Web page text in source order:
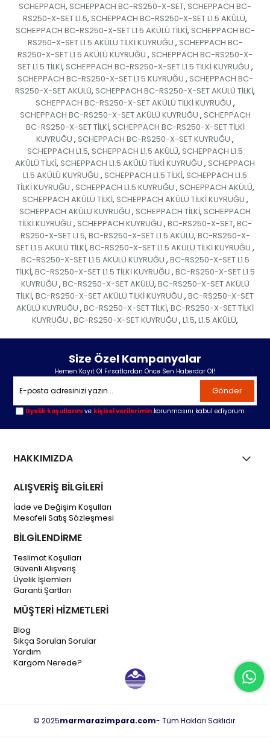
SCHEPPACH, SCHEPPACH BC-RS250-X-SET, SCHEPPACH BC-
RS250-X-SET L1.5, SCHEPPACH BC-RS250-X-SET L1.5 AKÜLÜ,
SCHEPPACH BC-RS250-X-SET L1.5 AKÜLÜ TİLKİ, SCHEPPACH BC-
RS250-X-SET L1.5 AKÜLÜ TİLKİ KUYRUĞU , SCHEPPACH BC-
RS250-X-SET L1.5 AKÜLÜ KUYRUĞU , SCHEPPACH BC-RS250-X-
SET L1.5 TİLKİ, SCHEPPACH BC-RS250-X-SET L1.5 TİLKİ KUYRUĞU ,
SCHEPPACH BC-RS250-X-SET L1.5 KUYRUĞU , SCHEPPACH BC-
RS250-X-SET AKÜLÜ, SCHEPPACH BC-RS250-X-SET AKÜLÜ TİLKİ,
SCHEPPACH BC-RS250-X-SET AKÜLÜ TİLKİ KUYRUĞU ,
SCHEPPACH BC-RS250-X-SET AKÜLÜ KUYRUĞU , SCHEPPACH
BC-RS250-X-SET TİLKİ, SCHEPPACH BC-RS250-X-SET TİLKİ
KUYRUĞU , SCHEPPACH BC-RS250-X-SET KUYRUĞU ,
SCHEPPACH L1.5, SCHEPPACH L1.5 AKÜLÜ, SCHEPPACH L1.5
AKÜLÜ TİLKİ, SCHEPPACH L1.5 AKÜLÜ TİLKİ KUYRUĞU , SCHEPPACH
L1.5 AKÜLÜ KUYRUĞU , SCHEPPACH L1.5 TİLKİ, SCHEPPACH L1.5
TİLKİ KUYRUĞU , SCHEPPACH L1.5 KUYRUĞU , SCHEPPACH AKÜLÜ,
SCHEPPACH AKÜLÜ TİLKİ, SCHEPPACH AKÜLÜ TİLKİ KUYRUĞU ,
SCHEPPACH AKÜLÜ KUYRUĞU , SCHEPPACH TİLKİ, SCHEPPACH
TİLKİ KUYRUĞU , SCHEPPACH KUYRUĞU , BC-RS250-X-SET, BC-
RS250-X-SET L1.5, BC-RS250-X-SET L1.5 AKÜLÜ, BC-RS250-X-
SET L1.5 AKÜLÜ TİLKİ, BC-RS250-X-SET L1.5 AKÜLÜ TİLKİ KUYRUĞU ,
BC-RS250-X-SET L1.5 AKÜLÜ KUYRUĞU , BC-RS250-X-SET L1.5
TİLKİ, BC-RS250-X-SET L1.5 TİLKİ KUYRUĞU , BC-RS250-X-SET L1.5
KUYRUĞU , BC-RS250-X-SET AKÜLÜ, BC-RS250-X-SET AKÜLÜ
TİLKİ, BC-RS250-X-SET AKÜLÜ TİLKİ KUYRUĞU , BC-RS250-X-SET
AKÜLÜ KUYRUĞU , BC-RS250-X-SET TİLKİ, BC-RS250-X-SET TİLKİ
KUYRUĞU , BC-RS250-X-SET KUYRUĞU , L1.5, L1.5 AKÜLÜ,
Size Özel Kampanyalar
Hemen Kayıt Ol Fırsatlardan Önce Sen Haberdar Ol!
Gönder
Üyelik koşullarını ve kişisel verilerimin korunmasını kabul ediyorum.
HAKKIMIZDA
ALIŞVERİŞ BİLGİLERİ
İade ve Değişim Koşulları
Mesafeli Satış Sözleşmesi
BİLGİLENDİRME
Teslimat Koşulları
Güvenli Alışveriş
Üyelik İşlemleri
Garanti Şartları
MÜŞTERİ HİZMETLERİ
Blog
Sıkça Sorulan Sorular
Yardım
Kargom Nerede?
© 2025marmarazimpara.com- Tüm Hakları Saklıdır.